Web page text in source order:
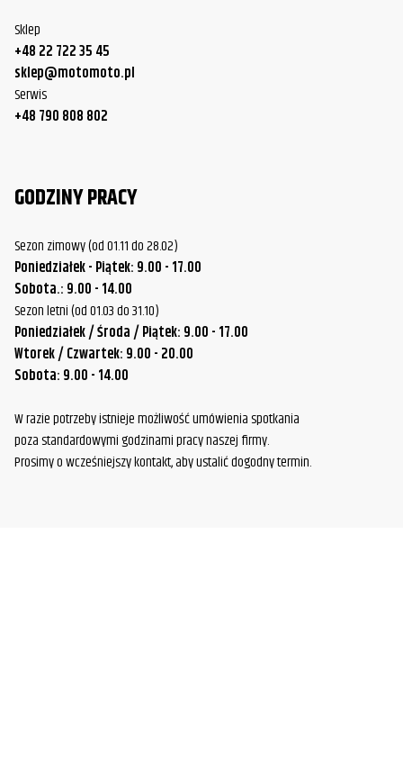
Sklep
+48 22 722 35 45
sklep@motomoto.pl
Serwis
+48 790 808 802
GODZINY PRACY
Sezon zimowy (od 01.11 do 28.02)
Poniedziałek - Piątek: 9.00 - 17.00
Sobota.: 9.00 - 14.00
Sezon letni (od 01.03 do 31.10)
Poniedziałek / Środa / Piątek: 9.00 - 17.00
Wtorek / Czwartek: 9.00 - 20.00
Sobota: 9.00 - 14.00
W razie potrzeby istnieje możliwość umówienia spotkania
poza standardowymi godzinami pracy naszej firmy.
Prosimy o wcześniejszy kontakt, aby ustalić dogodny termin.